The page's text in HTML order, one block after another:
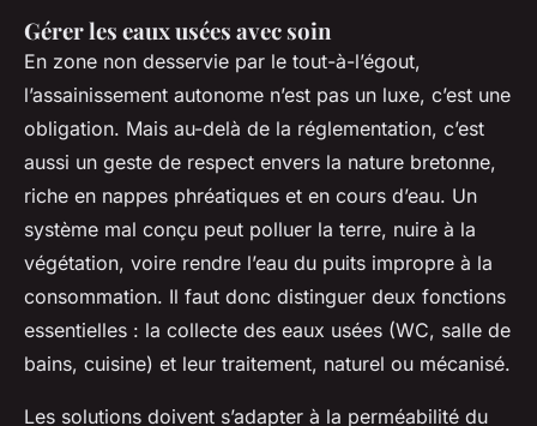
Gérer les eaux usées avec soin
En zone non desservie par le tout-à-l’égout,
l’assainissement autonome n’est pas un luxe, c’est une
obligation. Mais au-delà de la réglementation, c’est
aussi un geste de respect envers la nature bretonne,
riche en nappes phréatiques et en cours d’eau. Un
système mal conçu peut polluer la terre, nuire à la
végétation, voire rendre l’eau du puits impropre à la
consommation. Il faut donc distinguer deux fonctions
essentielles : la collecte des eaux usées (WC, salle de
bains, cuisine) et leur traitement, naturel ou mécanisé.
Les solutions doivent s’adapter à la perméabilité du